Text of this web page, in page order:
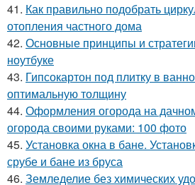
41. Как правильно подобрать
отопления частного дома
42. Основные принципы и
ноутбуке
43. Гипсокартон под плитку в
оптимальную толщину
44. Оформления огорода на
огорода своими руками: 100 фото
45. Установка окна в бане.
срубе и бане из бруса
46. Земледелие без химических